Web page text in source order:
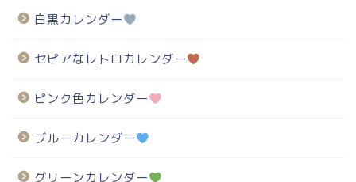
白黒カレンダー
セピアなレトロカレンダー
ピンク色カレンダー
ブルーカレンダー
グリーンカレンダー